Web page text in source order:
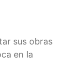
sus obras
en la